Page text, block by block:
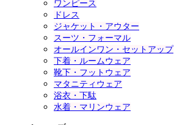
ワンピース
ドレス
ジャケット・アウター
スーツ・フォーマル
オールインワン・セットアップ
下着・ルームウェア
靴下・フットウェア
マタニティウェア
浴衣・下駄
水着・マリンウェア